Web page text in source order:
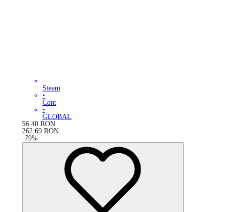
Steam
•
Cont
•
GLOBAL
56.40 RON
262.69 RON
-79%